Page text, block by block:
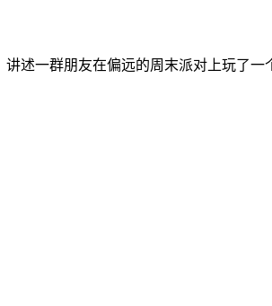
朋友在偏远的周末派对上玩了一个名